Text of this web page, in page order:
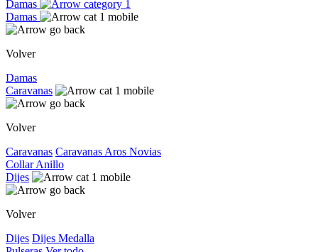
Damas
Damas
Volver
Damas
Caravanas
Volver
Caravanas Caravanas Aros Novias
CollarAnillo
Dijes
Volver
Dijes Dijes Medalla